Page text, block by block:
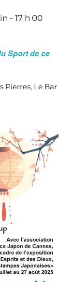
- 17 h 00
Sport de ce
Pierres, Le Bar